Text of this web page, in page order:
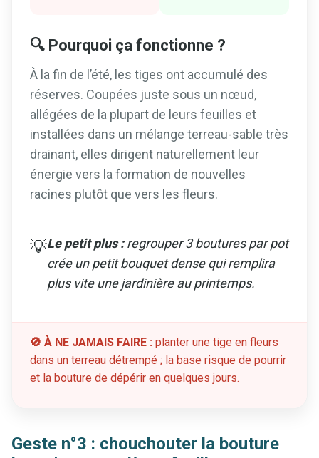
🔍 Pourquoi ça fonctionne ?
À la fin de l’été, les tiges ont accumulé des
réserves. Coupées juste sous un nœud,
allégées de la plupart de leurs feuilles et
installées dans un mélange terreau-sable très
drainant, elles dirigent naturellement leur
énergie vers la formation de nouvelles
racines plutôt que vers les fleurs.
💡Le petit plus :regrouper 3 boutures par pot
crée un petit bouquet dense qui remplira
plus vite une jardinière au printemps.
🚫 À NE JAMAIS FAIRE : planter une tige en fleurs
dans un terreau détrempé ; la base risque de pourrir
et la bouture de dépérir en quelques jours.
Geste n°3 : chouchouter la bouture